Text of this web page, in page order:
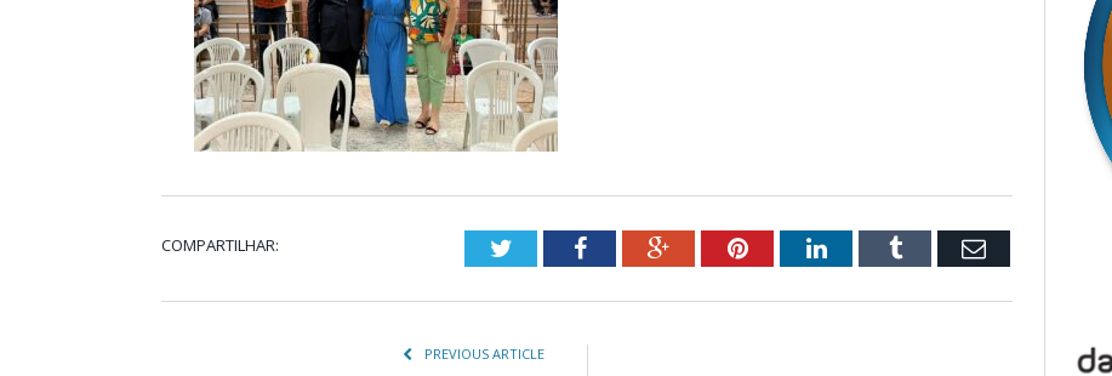
COMPARTILHAR: TwitterFacebookGoogle+PinterestLinkedInTumblr Email
PREVIOUS ARTICLE